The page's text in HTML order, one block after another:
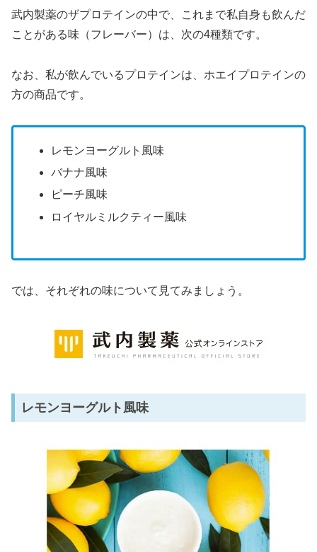
武内製薬のザプロテインの中で、これまで私自身も飲んだ
ことがある味（フレーバー）は、次の4種類です。
なお、私が飲んでいるプロテインは、ホエイプロテインの
方の商品です。
レモンヨーグルト風味
バナナ風味
ピーチ風味
ロイヤルミルクティー風味
では、それぞれの味について見てみましょう。
レモンヨーグルト風味